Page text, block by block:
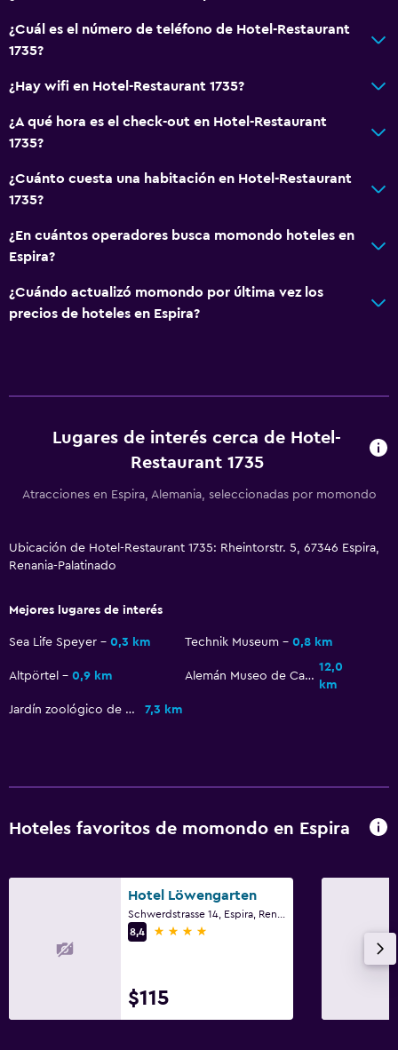
Terraza/patio
Zona de trabajo
Escritorio
Actividades
Minigolf
General
Servicios y facilidades
Instalaciones para reuniones
¿Cuál es el número de teléfono de Hotel-Restaurant
1735?
¿Hay wifi en Hotel-Restaurant 1735?
¿A qué hora es el check-out en Hotel-Restaurant
1735?
¿Cuánto cuesta una habitación en Hotel-Restaurant
1735?
¿En cuántos operadores busca momondo hoteles en
Espira?
¿Cuándo actualizó momondo por última vez los
precios de hoteles en Espira?
Lugares de interés cerca de Hotel-
Restaurant 1735
Atracciones en Espira, Alemania, seleccionadas por momondo
Ubicación de Hotel-Restaurant 1735: Rheintorstr. 5, 67346 Espira,
Renania-Palatinado
Mejores lugares de interés
Sea Life Speyer 0,3 km Technik Museum 0,8 km
Altpörtel 0,9 km Alemán Museo de Calle
12,0
km
Jardín zoológico de Schifferstadt
7,3 km
Hoteles favoritos de momondo en Espira
Hotel Löwengarten
8,4
4 estrellas
$115